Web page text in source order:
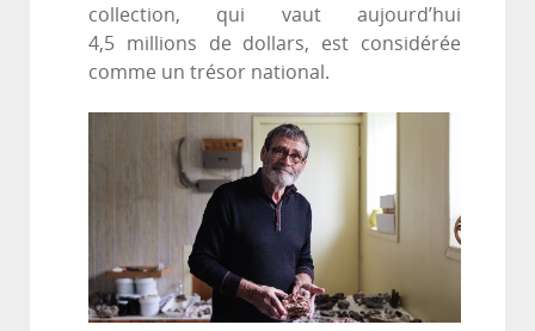
collection, qui vaut aujourd’hui
4,5 millions de dollars, est considérée
comme un trésor national.